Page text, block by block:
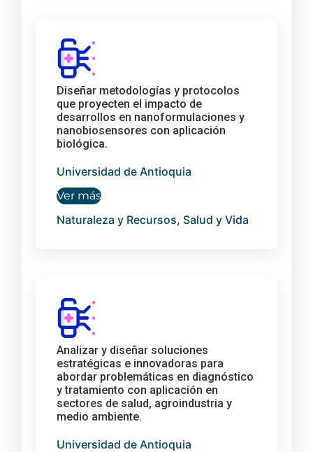
Diseñar metodologías y protocolos
que proyecten el impacto de
desarrollos en nanoformulaciones y
nanobiosensores con aplicación
biológica.
Universidad de Antioquia
Ver más
Naturaleza y Recursos, Salud y Vida
Analizar y diseñar soluciones
estratégicas e innovadoras para
abordar problemáticas en diagnóstico
y tratamiento con aplicación en
sectores de salud, agroindustria y
medio ambiente.
Universidad de Antioquia